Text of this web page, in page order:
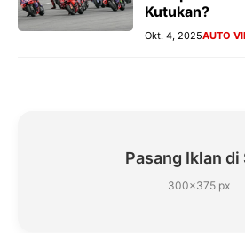
Kutukan?
Okt. 4, 2025AUTO
Pasang Iklan di
300×375 px